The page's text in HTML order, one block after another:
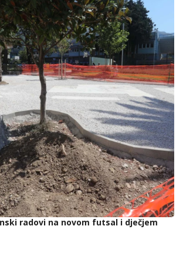
radovi na novom futsal i dječjem